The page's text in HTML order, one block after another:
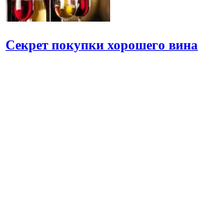
Секрет покупки хорошего вина